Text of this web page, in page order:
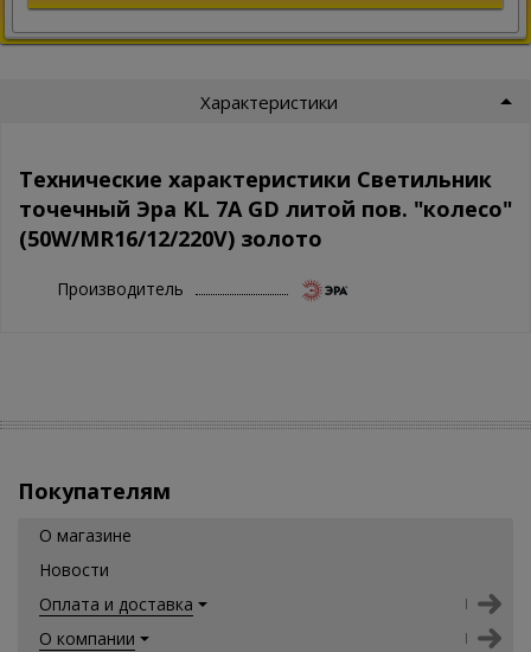
Характеристики
Технические характеристики Светильник
точечный Эра KL 7A GD литой пов. "колесо"
(50W/MR16/12/220V) золото
Производитель
Покупателям
О магазине
Новости
Оплата и доставка
О компании